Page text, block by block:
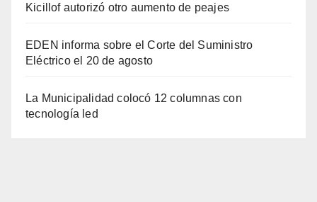
Kicillof autorizó otro aumento de peajes
EDEN informa sobre el Corte del Suministro
Eléctrico el 20 de agosto
La Municipalidad colocó 12 columnas con
tecnología led